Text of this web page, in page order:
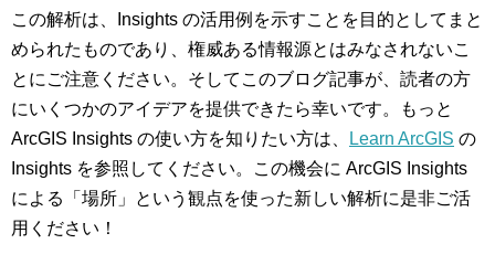
この解析は、Insights の活用例を示すことを目的としてまと
められたものであり、権威ある情報源とはみなされないこ
とにご注意ください。そしてこのブログ記事が、読者の方
にいくつかのアイデアを提供できたら幸いです。もっと
ArcGIS Insights の使い方を知りたい方は、
Learn ArcGIS の
Insights を参照してください。この機会に ArcGIS Insights
による「場所」という観点を使った新しい解析に是非ご活
用ください！